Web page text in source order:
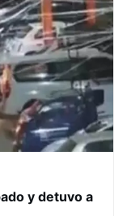
y detuvo a